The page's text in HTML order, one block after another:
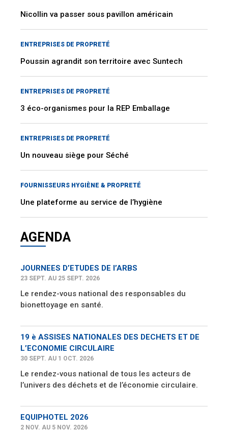
Nicollin va passer sous pavillon américain
ENTREPRISES DE PROPRETÉ
Poussin agrandit son territoire avec Suntech
ENTREPRISES DE PROPRETÉ
3 éco-organismes pour la REP Emballage
ENTREPRISES DE PROPRETÉ
Un nouveau siège pour Séché
FOURNISSEURS HYGIÈNE & PROPRETÉ
Une plateforme au service de l’hygiène
AGENDA
JOURNEES D’ETUDES DE l’ARBS
23 SEPT. AU 25 SEPT. 2026
Le rendez-vous national des responsables du
bionettoyage en santé.
19 è ASSISES NATIONALES DES DECHETS ET DE
L’ECONOMIE CIRCULAIRE
30 SEPT. AU 1 OCT. 2026
Le rendez-vous national de tous les acteurs de
l’univers des déchets et de l’économie circulaire.
EQUIPHOTEL 2026
2 NOV. AU 5 NOV. 2026